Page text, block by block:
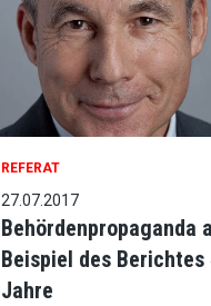
REFERAT
27.07.2017
Behördenpropaganda
Beispiel des Berichtes
Jahre